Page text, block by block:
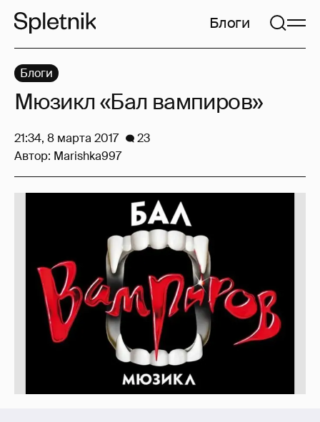
Блоги
Блоги
Мюзикл «Бал вампиров»
21:34, 8 марта 2017
23
Автор: Marishka997